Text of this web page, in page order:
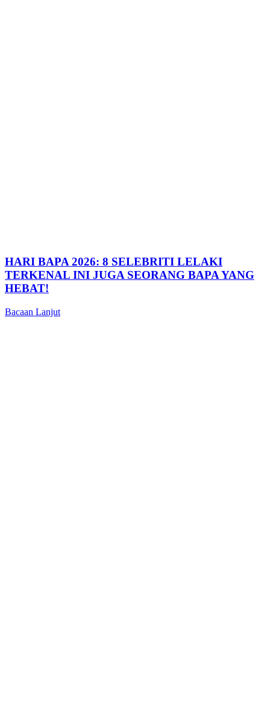
HARI BAPA 2026: 8 SELEBRITI LELAKI
TERKENAL INI JUGA SEORANG BAPA YANG
HEBAT!
Bacaan Lanjut